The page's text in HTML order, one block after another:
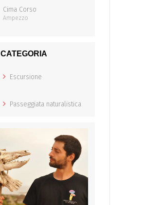
Cima Corso
Ampezzo
CATEGORIA
Escursione
Passeggiata naturalistica